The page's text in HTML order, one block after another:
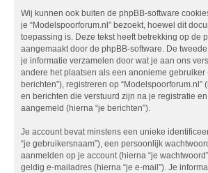
Wij kunnen ook buiten de phpBB-software
je “Modelspoorforum.nl” bezoekt, hoewel dit
toepassing is. Deze tekst heeft betrekking op de
aangemaakt door de phpBB-software. De
je informatie verzamelen door wat je aan ons
andere het plaatsen als een anonieme gebruiker
berichten”), registreren op “Modelspoorforum.nl”
en berichten die verstuurd zijn na je registratie
aangemeld (hierna “je berichten”).
Je account bevat minstens een unieke
“je gebruikersnaam”), een persoonlijk
aanmelden op je account (hierna “je
geldig e-mailadres (hierna “je e-mail”). Je